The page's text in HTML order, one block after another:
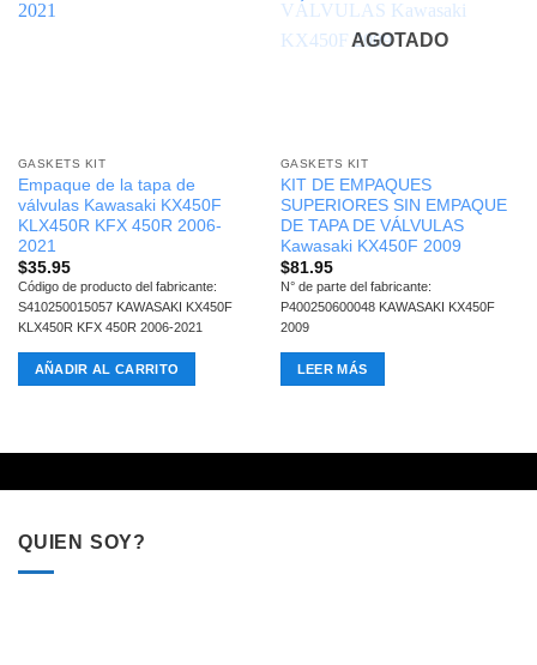
GASKETS KIT
Empaque de la tapa de
válvulas Kawasaki KX450F
KLX450R KFX 450R 2006-
2021
$35.95
Código de producto del fabricante:
S410250015057 KAWASAKI KX450F
KLX450R KFX 450R 2006-2021
AÑADIR AL CARRITO
AGOTADO
GASKETS KIT
KIT DE EMPAQUES
SUPERIORES SIN EMPAQUE
DE TAPA DE VÁLVULAS
Kawasaki KX450F 2009
$81.95
N° de parte del fabricante:
P400250600048 KAWASAKI KX450F
2009
LEER MÁS
QUIEN SOY?